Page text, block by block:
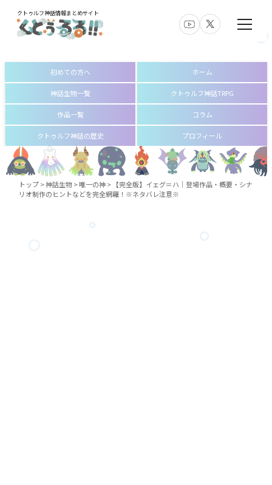
クトゥルフ神話情報まとめサイト
初めての方へ ホーム
神話生物一覧 クトゥルフ神話TRPG
作品一覧 コラム
クトゥルフ神話の歴史 プロフィール
トップ>神話生物>唯一の神> 【完全版】イェグ＝ハ│登場作品・概要・シナ
リオ制作のヒントなどを完全網羅！※ネタバレ注意※